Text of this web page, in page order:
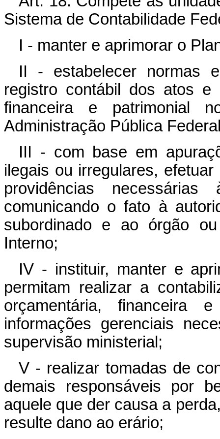
Sistema de Contabilidade
I - manter e aprimorar o
II - estabelecer normas
registro contábil dos atos e
financeira e patrimonial
Administração Pública
III - com base em
ilegais ou irregulares,
providências
comunicando o fato à
subordinado e ao órgão
Interno;
IV - instituir, manter e
permitam realizar a
orçamentária,
informações gerenciais
supervisão ministerial;
V - realizar tomadas de
demais responsáveis por
aquele que der causa a
resulte dano ao erário;